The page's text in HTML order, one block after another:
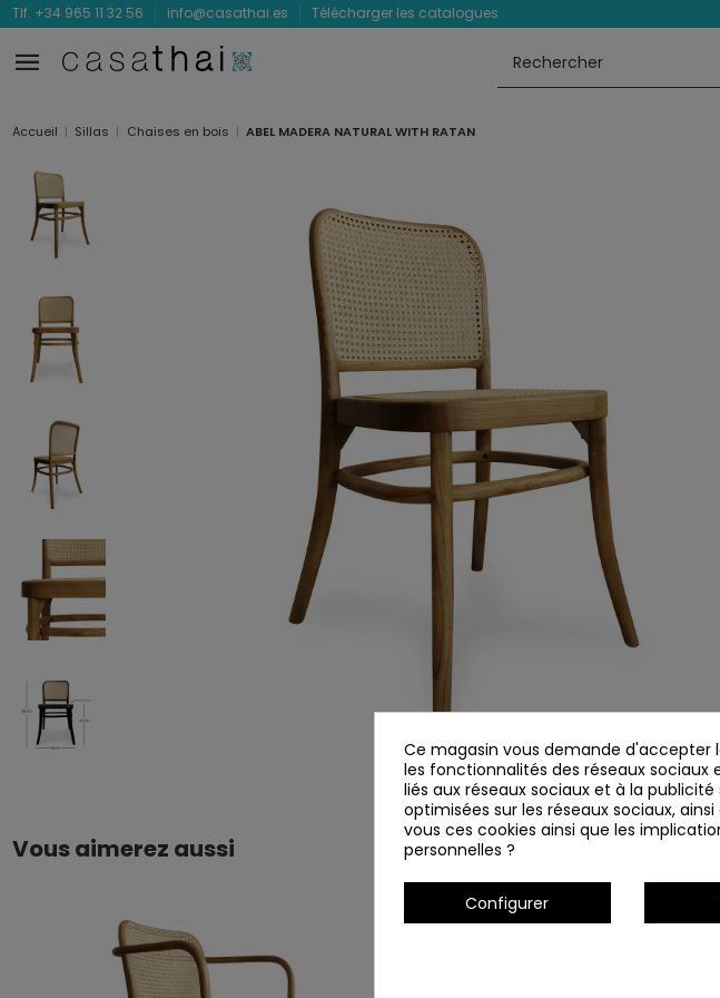
Tlf. +34 965 11 32 56 info@casathai.es Télécharger les catalogues
Accueil Sillas Chaises en bois ABEL MADERA NATURAL WITH RATAN
Vous aimerez aussi
Ce magasin vous demande d'accepter
les fonctionnalités des réseaux sociaux
liés aux réseaux sociaux et à la
optimisées sur les réseaux sociaux,
vous ces cookies ainsi que les
personnelles ?
Configurer